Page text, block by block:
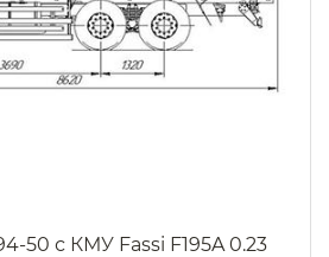
50 с КМУ Fassi F195A 0.23